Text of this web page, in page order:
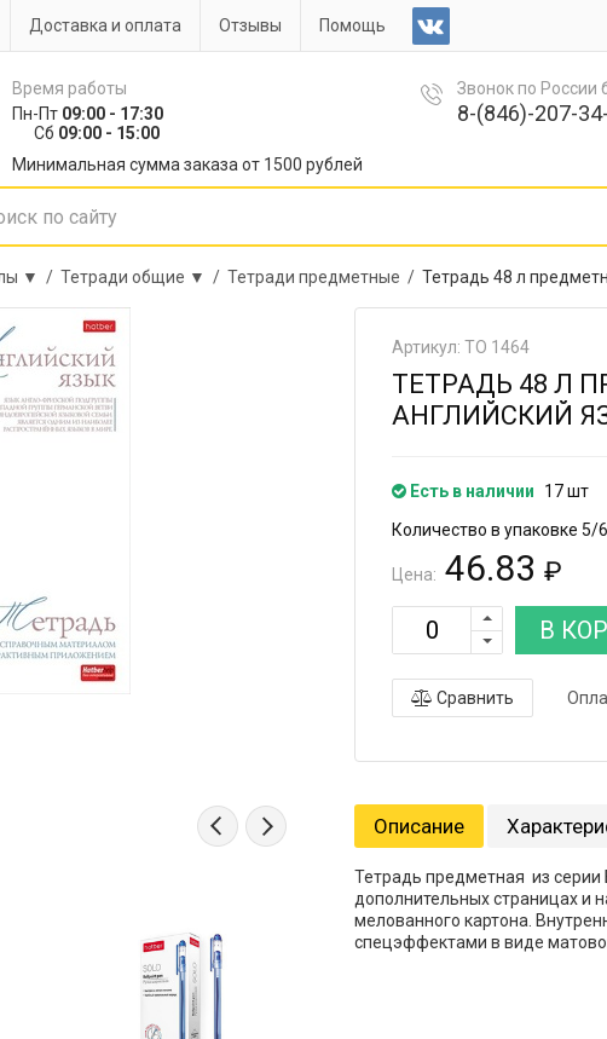
Доставка и оплата Отзывы Помощь
Время работы
Пн-Пт 09:00 - 17:30
Сб 09:00 - 15:00
Минимальная сумма заказа от 1500 рублей
Звонок по России
8-(846)-207-
▼ / Тетради общие ▼ / Тетради предметные / Тетрадь 48 л
Артикул: ТО 1464
ТЕТРАДЬ 48 Л
АНГЛИЙСКИЙ
Есть в наличии
17 шт
Количество в упаковке 5/
Цена: 46.83 ₽
В
Сравнить
Описание
Тетрадь предметная из
дополнительных страницах и
мелованного картона.
спецэффектами в виде